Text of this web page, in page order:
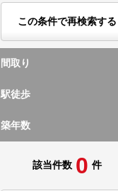
この条件で再検索する
間取り
駅徒歩
築年数
該当件数 0 件